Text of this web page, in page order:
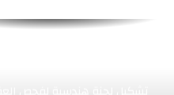
مندوب مصر لدى الأمم
وقف الحرب الآن قد يجر